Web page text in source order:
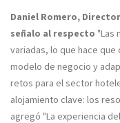
Daniel Romero,
señalo al respecto "Las
variadas, lo que hace
modelo de negocio y
retos para el sector
alojamiento clave: los
agregó "La experiencia